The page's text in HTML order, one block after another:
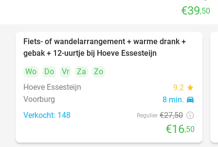
€39,50
40%
Fiets- of wandelarrangement + warme drank +
gebak + 12-uurtje bij Hoeve Essesteijn
Wo
Do Vr Za
Zo
Hoeve Essesteijn
9.2 star
Voorburg 8 min. directions_car
Verkocht: 148 Regulier €27,50
€16,50